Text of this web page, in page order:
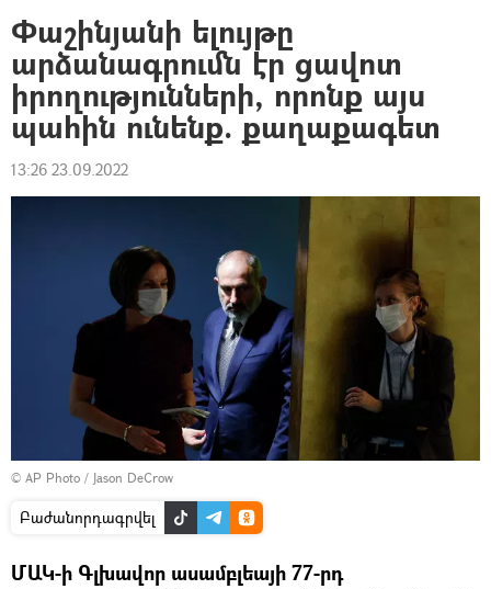
Փաշինյանի ելույթը
արձանագրումն էր ցավոտ
իրողությունների, որոնք այս
պահին ունենք. քաղաքագետ
13:26 23.09.2022
© AP Photo / Jason DeCrow
Բաժանորդագրվել
ՄԱԿ-ի Գլխավոր ասամբլեայի 77-րդ